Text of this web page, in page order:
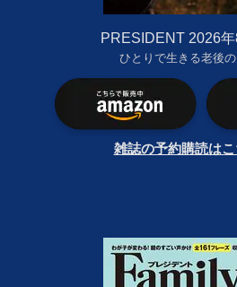
PRESIDENT 2026
ひとりで生きる老後の
雑誌の予約購読は